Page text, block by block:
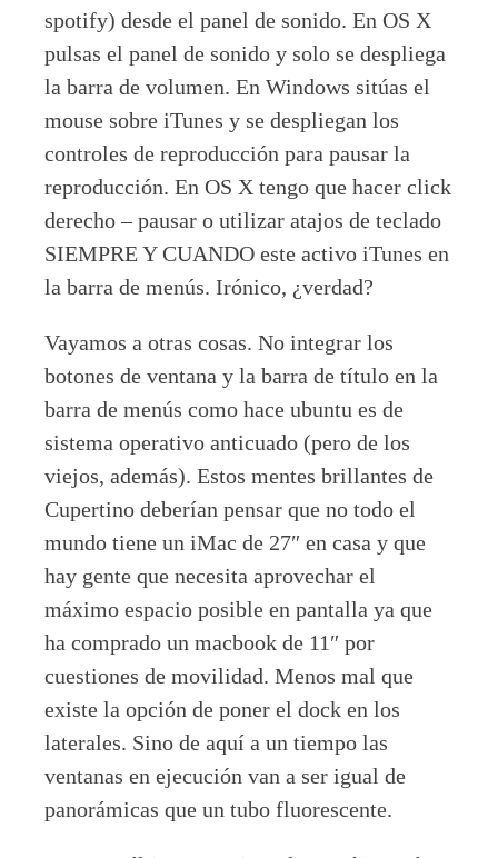
spotify) desde el panel de sonido. En OS X
pulsas el panel de sonido y solo se despliega
la barra de volumen. En Windows sitúas el
mouse sobre iTunes y se despliegan los
controles de reproducción para pausar la
reproducción. En OS X tengo que hacer click
derecho – pausar o utilizar atajos de teclado
SIEMPRE Y CUANDO este activo iTunes en
la barra de menús. Irónico, ¿verdad?
Vayamos a otras cosas. No integrar los
botones de ventana y la barra de título en la
barra de menús como hace ubuntu es de
sistema operativo anticuado (pero de los
viejos, además). Estos mentes brillantes de
Cupertino deberían pensar que no todo el
mundo tiene un iMac de 27″ en casa y que
hay gente que necesita aprovechar el
máximo espacio posible en pantalla ya que
ha comprado un macbook de 11″ por
cuestiones de movilidad. Menos mal que
existe la opción de poner el dock en los
laterales. Sino de aquí a un tiempo las
ventanas en ejecución van a ser igual de
panorámicas que un tubo fluorescente.